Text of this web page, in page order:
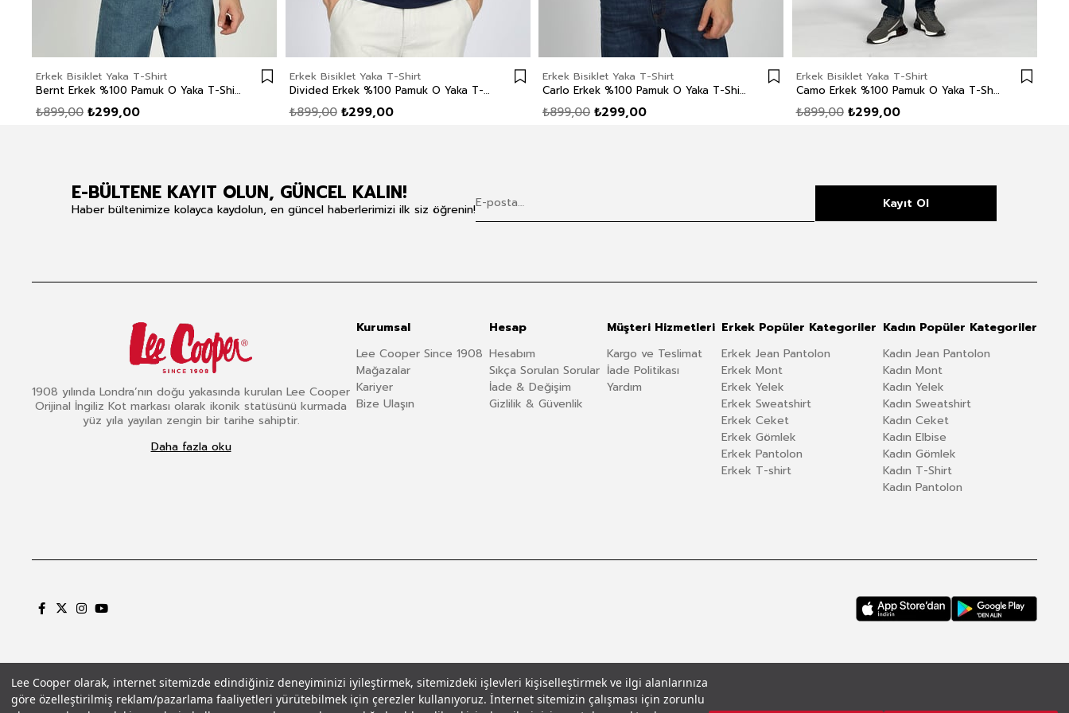
Lee Cooper olarak, internet sitemizde edindiğiniz deneyiminizi iyileştirmek, sitemizdeki işlevleri kişiselleştirmek ve ilgi alanlarınıza
göre özelleştirilmiş reklam/pazarlama faaliyetleri yürütebilmek için çerezler kullanıyoruz. İnternet sitemizin çalışması için zorunlu
Erkek Bisiklet Yaka T-Shirt
Bernt Erkek %100 Pamuk O Yaka T-Shirt Beyaz
₺299,00
₺899,00
Erkek Bisiklet Yaka T-Shirt
Divided Erkek %100 Pamuk O Yaka T-Shirt Lacivert
₺299,00
₺899,00
Erkek Bisiklet Yaka T-Shirt
Carlo Erkek %100 Pamuk O Yaka T-Shirt Beyaz
₺299,00
₺899,00
Erkek Bisiklet Yaka T-Shirt
Camo Erkek %100 Pamuk O Yaka T-Shirt Beyaz
₺299,00
₺899,00
E-BÜLTENE KAYIT OLUN, GÜNCEL KALIN!
Haber bültenimize kolayca kaydolun, en güncel haberlerimizi ilk siz öğrenin! Kayıt Ol
1908 yılında Londra’nın doğu yakasında kurulan Lee Cooper
Orijinal İngiliz Kot markası olarak ikonik statüsünü kurmada
yüz yıla yayılan zengin bir tarihe sahiptir.
Daha fazla oku
Kurumsal
Lee Cooper Since 1908
Mağazalar
Kariyer
Bize Ulaşın
Hesap
Hesabım
Sıkça Sorulan Sorular
İade & Değişim
Gizlilik & Güvenlik
Müşteri Hizmetleri
Kargo ve Teslimat
İade Politikası
Yardım
Erkek Popüler Kategoriler
Erkek Jean Pantolon
Erkek Mont
Erkek Yelek
Erkek Sweatshirt
Erkek Ceket
Erkek Gömlek
Erkek Pantolon
Erkek T-shirt
Kadın Popüler Kategoriler
Kadın Jean Pantolon
Kadın Mont
Kadın Yelek
Kadın Sweatshirt
Kadın Ceket
Kadın Elbise
Kadın Gömlek
Kadın T-Shirt
Kadın Pantolon
Gizlilik PolitikasıÇerez PolitikasıKVKK Aydınlatma MetniŞartlar ve Koşullar© 2026 Leecooper - Tüm Hakları Saklıdır.